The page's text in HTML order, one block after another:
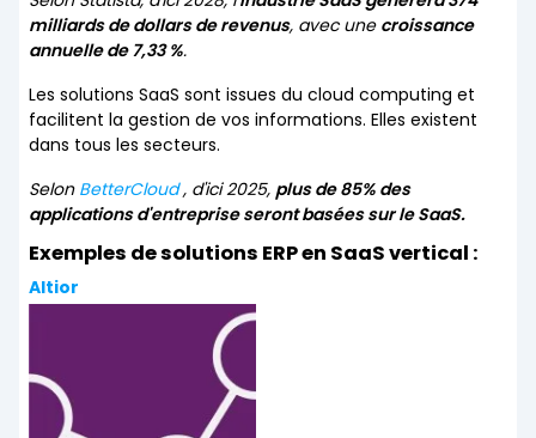
milliards de dollars de revenus, avec une croissance
annuelle de 7,33 %.
Les solutions SaaS sont issues du cloud computing et
facilitent la gestion de vos informations. Elles existent
dans tous les secteurs.
Selon BetterCloud, d'ici 2025, plus de 85% des
applications d'entreprise seront basées sur le SaaS.
Exemples de solutions ERP en SaaS vertical :
Altior